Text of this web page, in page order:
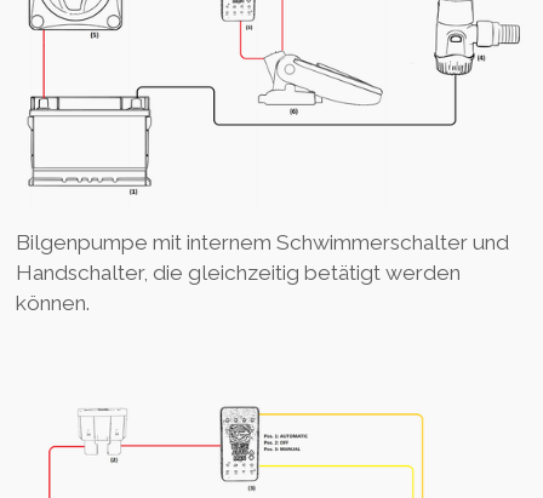
Bilgenpumpe mit internem Schwimmerschalter und
Handschalter, die gleichzeitig betätigt werden
können.